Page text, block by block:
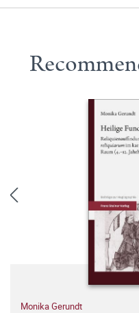
Monika Gerundt